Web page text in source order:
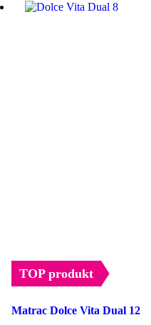
TOP produkt
Matrac Dolce Vita Dual 12